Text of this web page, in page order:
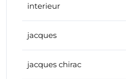
interieur
jacques
jacques chirac